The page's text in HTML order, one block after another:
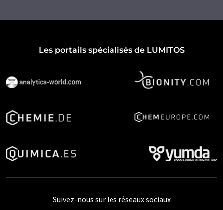
Les portails spécialisés de LUMITOS
Suivez-nous sur les réseaux sociaux